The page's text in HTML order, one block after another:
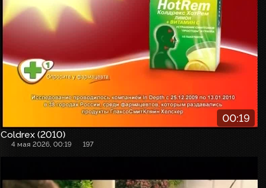
00:19
Coldrex (2010)
4 мая 2026, 00:19 197